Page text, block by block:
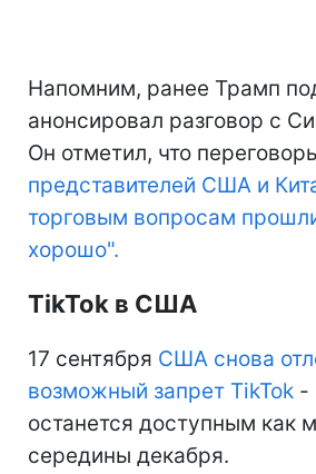
Напомним, ранее Трамп
анонсировал разговор с
Он отметил, что
представителей США и
торговым вопросам
хорошо".
TikTok в США
17 сентября США снова
возможный запрет TikTok -
останется доступным как
середины декабря.